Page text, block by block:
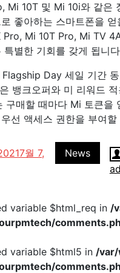
Mi 10T 및 Mi 10i와 같
좋아하는 스마트폰을
Pro, Mi 10T Pro, Mi TV
별한 기회를 갖게 됩니
Day 세일 기간
뱅크오퍼와 미 리워드
구매할 때마다 Mi 토큰
선 액세스 권한을 부여할
7월 7,
News
variable $html_req in /
variable $html5 in /